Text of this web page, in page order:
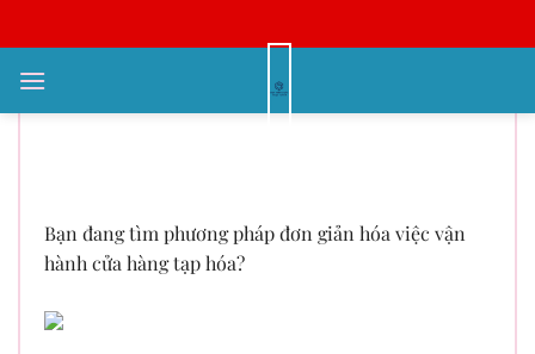
qua
nội
Làm chủ cửa hàng hiệu quả cùng
Bạn đang tìm phương pháp đơn giản hóa việc vận
hành cửa hàng tạp hóa?